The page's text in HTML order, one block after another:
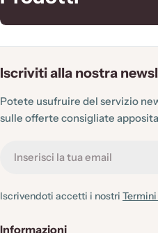
o
l
l
z
e
:
Iscriviti alla nostra
Potete usufruire del servizio
sulle offerte consigliate
mail
Iscrivendoti accetti i nostri
Informazioni